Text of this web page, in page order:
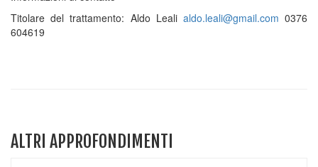
Titolare del trattamento: Aldo Leali aldo.leali@gmail.com 0376
604619
ALTRI APPROFONDIMENTI